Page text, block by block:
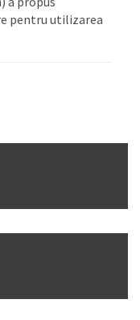
pentru utilizarea